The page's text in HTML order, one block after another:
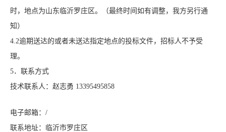
时，地点为山东临沂罗庄区。（最终时间如有调整，我方另行通
知）
4.2逾期送达的或者未送达指定地点的投标文件，招标人不予受
理。
5．联系方式
技术联系人： 赵志勇 13395495858
电子邮箱： /
联系地址：临沂市罗庄区